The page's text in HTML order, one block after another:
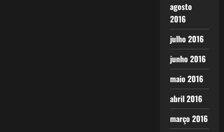
agosto
2016
julho 2016
junho 2016
maio 2016
abril 2016
março 2016